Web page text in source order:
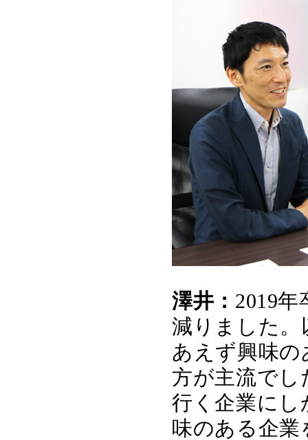
澤井： 2019
減りました。
あえず興味
方が主流で
行く企業にし
味のある企